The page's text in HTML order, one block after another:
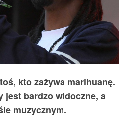
kto zażywa marihuanę.
jest bardzo widoczne, a
muzycznym.